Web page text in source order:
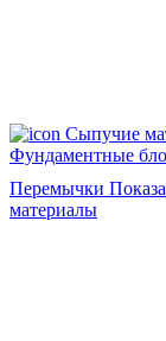
Сыпучие
Фундаментные
Перемычки
материалы